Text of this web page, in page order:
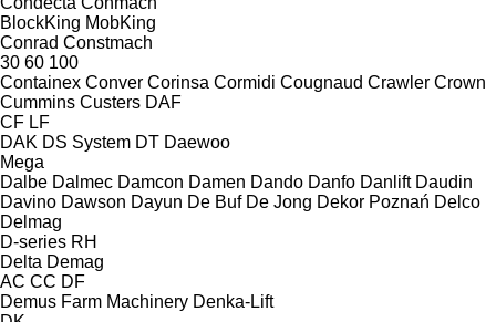
BlockKing MobKing
Conrad Constmach
30 60 100
Containex Conver Corinsa Cormidi Cougnaud Crawler Crown
Cummins Custers DAF
CF LF
DAK DS System DT Daewoo
Mega
Dalbe Dalmec Damcon Damen Dando Danfo Danlift Daudin
Davino Dawson Dayun De Buf De Jong Dekor Poznań Delco
Delmag
D-series RH
Delta Demag
AC CC DF
Demus Farm Machinery Denka-Lift